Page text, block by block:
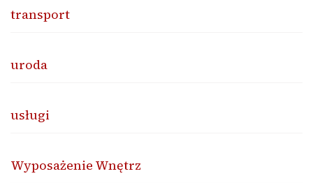
transport
uroda
usługi
Wyposażenie Wnętrz